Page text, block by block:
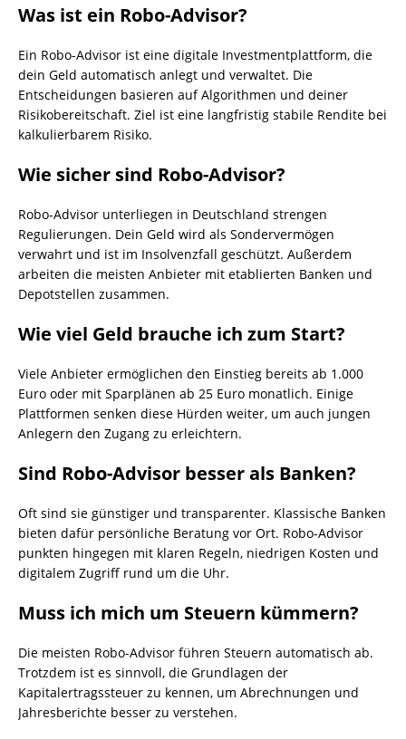
Was ist ein Robo-Advisor?
Ein Robo-Advisor ist eine digitale Investmentplattform, die
dein Geld automatisch anlegt und verwaltet. Die
Entscheidungen basieren auf Algorithmen und deiner
Risikobereitschaft. Ziel ist eine langfristig stabile Rendite bei
kalkulierbarem Risiko.
Wie sicher sind Robo-Advisor?
Robo-Advisor unterliegen in Deutschland strengen
Regulierungen. Dein Geld wird als Sondervermögen
verwahrt und ist im Insolvenzfall geschützt. Außerdem
arbeiten die meisten Anbieter mit etablierten Banken und
Depotstellen zusammen.
Wie viel Geld brauche ich zum Start?
Viele Anbieter ermöglichen den Einstieg bereits ab 1.000
Euro oder mit Sparplänen ab 25 Euro monatlich. Einige
Plattformen senken diese Hürden weiter, um auch jungen
Anlegern den Zugang zu erleichtern.
Sind Robo-Advisor besser als Banken?
Oft sind sie günstiger und transparenter. Klassische Banken
bieten dafür persönliche Beratung vor Ort. Robo-Advisor
punkten hingegen mit klaren Regeln, niedrigen Kosten und
digitalem Zugriff rund um die Uhr.
Muss ich mich um Steuern kümmern?
Die meisten Robo-Advisor führen Steuern automatisch ab.
Trotzdem ist es sinnvoll, die Grundlagen der
Kapitalertragssteuer zu kennen, um Abrechnungen und
Jahresberichte besser zu verstehen.